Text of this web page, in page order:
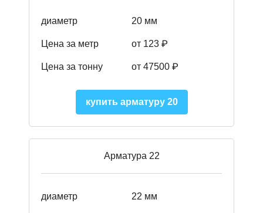
диаметр 20 мм
Цена за метр от 123 ₽
Цена за тонну от 47500 ₽
купить арматуру 20
Арматура 22
диаметр 22 мм